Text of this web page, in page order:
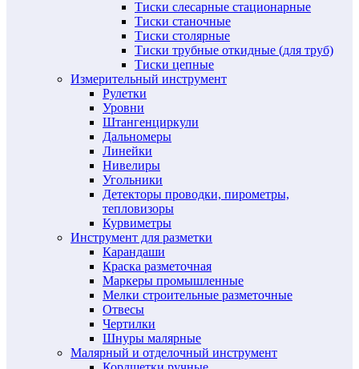
Тиски слесарные стационарные
Тиски станочные
Тиски столярные
Тиски трубные откидные (для труб)
Тиски цепные
Измерительный инструмент
Рулетки
Уровни
Штангенциркули
Дальномеры
Линейки
Нивелиры
Угольники
Детекторы проводки, пирометры,
тепловизоры
Курвиметры
Инструмент для разметки
Карандаши
Краска разметочная
Маркеры промышленные
Мелки строительные разметочные
Отвесы
Чертилки
Шнуры малярные
Малярный и отделочный инструмент